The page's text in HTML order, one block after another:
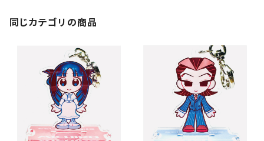
同じカテゴリの商品